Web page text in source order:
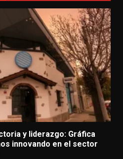
y liderazgo: Gráfica
innovando en el sector